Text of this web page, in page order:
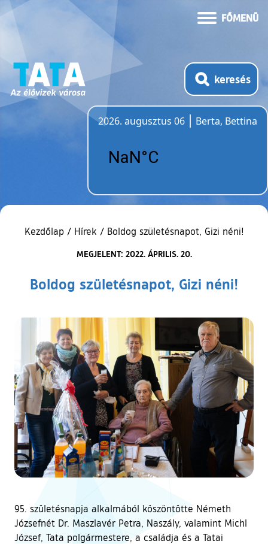
FŐMENÜ
keresés
2026. augusztus 06
Berta, Bettina
Kezdőlap / Hírek / Boldog születésnapot, Gizi néni!
MEGJELENT: 2022. ÁPRILIS. 20.
Boldog születésnapot, Gizi néni!
95. születésnapja alkalmából köszöntötte Németh
Józsefnét Dr. Maszlavér Petra, Naszály, valamint Michl
József, Tata polgármestere, a családja és a Tatai